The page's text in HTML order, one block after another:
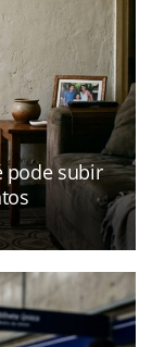
pode subir